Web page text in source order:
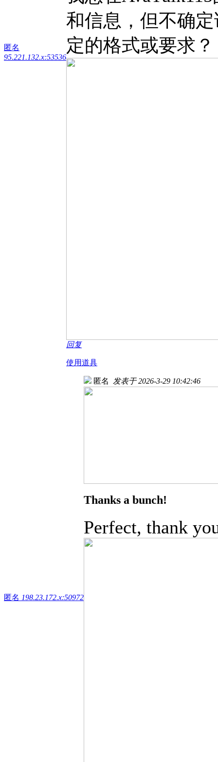
匿名
95.221.132.x:53536
和信息，但不确
定的格式或要求？
回复
使用道具
匿名 198.23.172.x:50972
匿名 发表于 2026-3-29 10:42:46
Thanks a bunch!
Perfect, thank